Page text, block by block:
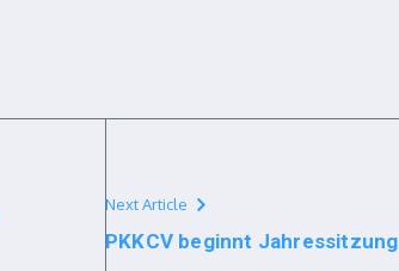
Next Article
PKKCV beginnt Jahressitzung